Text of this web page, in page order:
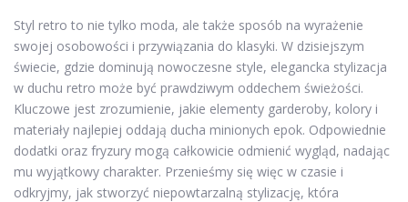
Styl retro to nie tylko moda, ale także sposób na wyrażenie
swojej osobowości i przywiązania do klasyki. W dzisiejszym
świecie, gdzie dominują nowoczesne style, elegancka stylizacja
w duchu retro może być prawdziwym oddechem świeżości.
Kluczowe jest zrozumienie, jakie elementy garderoby, kolory i
materiały najlepiej oddają ducha minionych epok. Odpowiednie
dodatki oraz fryzury mogą całkowicie odmienić wygląd, nadając
mu wyjątkowy charakter. Przenieśmy się więc w czasie i
odkryjmy, jak stworzyć niepowtarzalną stylizację, która